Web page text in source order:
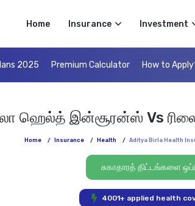
Home Insurance Investment
2025 Premium Calculator How to
ஹெல்த் இன்சூரன்ஸ் Vs
Home / Insurance / Health / Aditya Birla Health
சுகாதாரத் திட்டங்களை
4001+ applied health